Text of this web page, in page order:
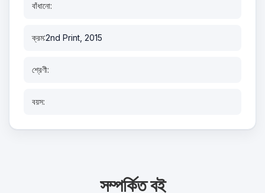
বাঁধানো:
ক্রম:2nd Print, 2015
শ্রেণী:
বয়স:
সম্পর্কিত বই